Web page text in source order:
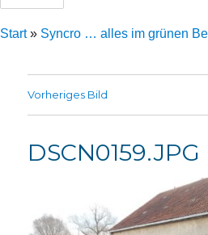
Start» Syncro … alles im grünen
Vorheriges Bild
DSCN0159.JPG